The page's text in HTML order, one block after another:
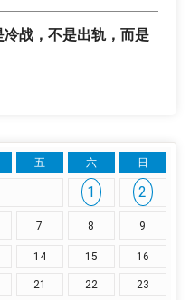
战，不是出轨，而是
五 六 日
1
2
7 8 9
14 15 16
21 22 23